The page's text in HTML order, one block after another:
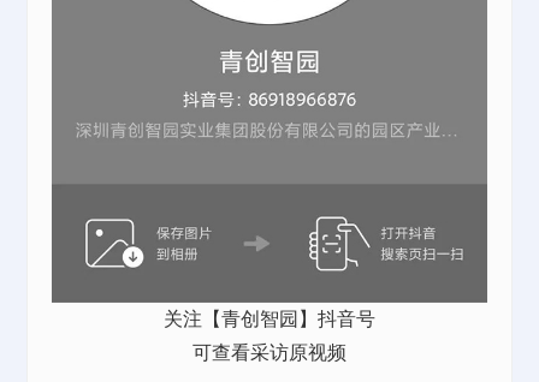
关注【青创智园】抖音号
可查看采访原视频